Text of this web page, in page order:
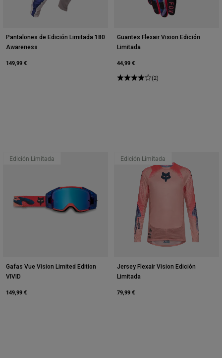
Pantalones de Edición Limitada 180
Awareness
149,99 €
Guantes Flexair Vision Edición
Limitada
44,99 €
(2)
Edición Limitada
Gafas Vue Vision Limited Edition
VIVID
149,99 €
Edición Limitada
Jersey Flexair Vision Edición
Limitada
79,99 €